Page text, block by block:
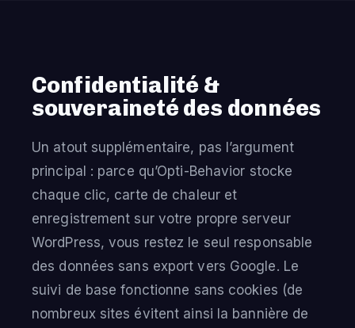
Confidentialité &
souveraineté des données
Un atout supplémentaire, pas l’argument
principal : parce qu’Opti-Behavior stocke
chaque clic, carte de chaleur et
enregistrement sur votre propre serveur
WordPress, vous restez le seul responsable
des données sans export vers Google. Le
suivi de base fonctionne sans cookies (de
nombreux sites évitent ainsi la bannière de